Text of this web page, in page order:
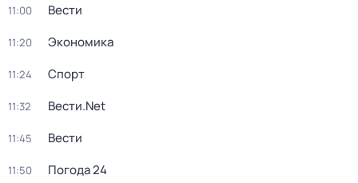
11:00 Вести
11:20 Экономика
11:24 Спорт
11:32 Вести.Net
11:45 Вести
11:50 Погода 24